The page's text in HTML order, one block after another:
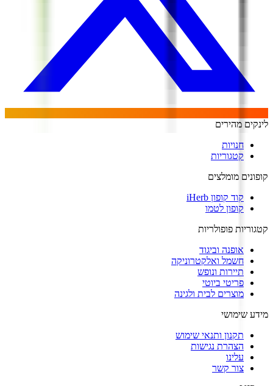
לינקים מהירים
חנויות
קטגוריות
קופונים מומלצים
קוד קופון iHerb
קופון לטמו
קטגוריות פופולריות
אופנה וביגוד
חשמל ואלקטרוניקה
תיירות ונופש
פריטי ביוטי
מוצרים לבית ולגינה
מידע שימושי
תקנון ותנאי שימוש
הצהרת נגישות
עלינו
צור קשר